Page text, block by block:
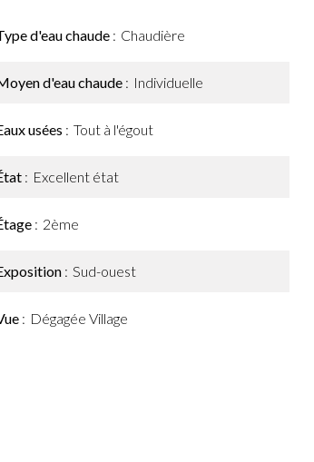
d'eau chaude Chaudière
d'eau chaude Individuelle
usées Tout à l'égout
Excellent état
2ème
Sud-ouest
Dégagée Village